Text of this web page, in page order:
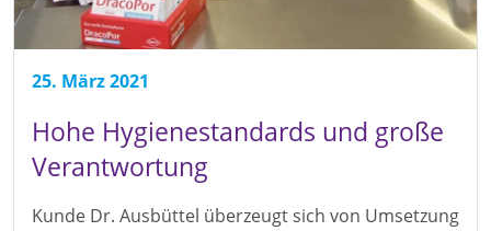
25. März 2021
Hohe Hygienestandards und große
Verantwortung
Kunde Dr. Ausbüttel überzeugt sich von Umsetzung